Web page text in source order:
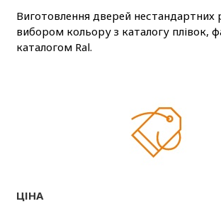
Виготовлення дверей нестандартних
вибором кольору з каталогу плівок,
каталогом Ral.
ЦІНА